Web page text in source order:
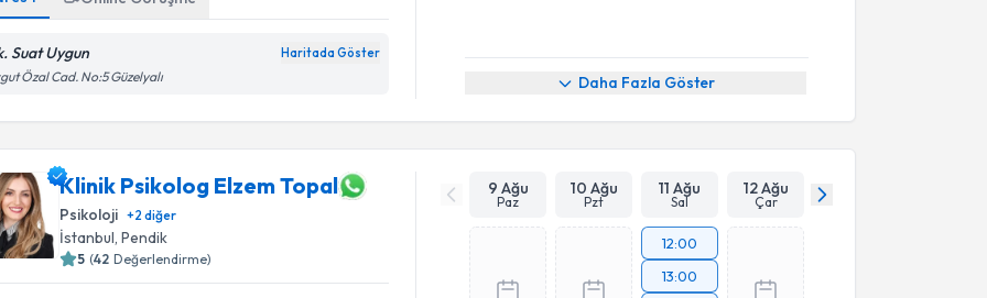
Suat Uygun Haritada Göster
Özal Cad. No:5 Güzelyalı Daha Fazla Göster
Klinik Psikolog Elzem Topal
Psikoloji +2 diğer
İstanbul , Pendik
5 (42 Değerlendirme)
9 Ağu
Paz
10 Ağu
Pzt
11 Ağu
Sal
12 Ağu
Çar
12:00
13:00